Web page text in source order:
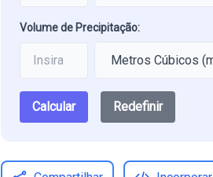
Volume de Precipitação:
Calcular Redefinir